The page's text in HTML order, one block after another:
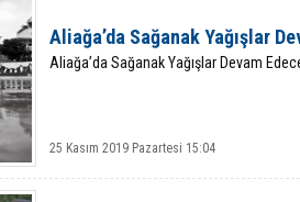
Aliağa’da Sağanak Yağışlar
Aliağa’da Sağanak Yağışlar Devam
25 Kasım 2019 Pazartesi 15:04